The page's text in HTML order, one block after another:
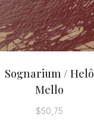
Sognarium / Helô
Mello
$50,75